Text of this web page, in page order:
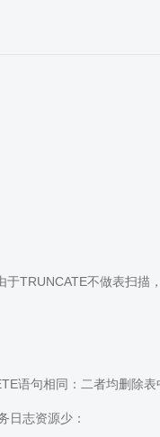
TRUNCATE不做表扫描
语句相同：二者均删除表
日志资源少：